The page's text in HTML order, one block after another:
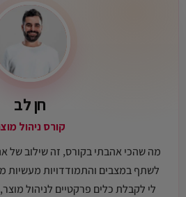
חן לב
קורס ניהול
מה שהכי אהבתי בקורס, זה שילוב של
לשתף במצבים והתמודדויות מעשיות
לי לקבלת כלים פרקטיים לניהול